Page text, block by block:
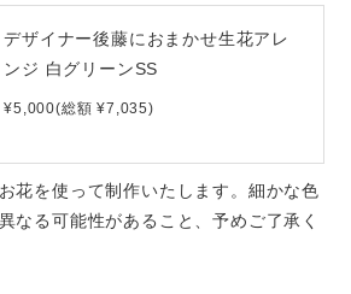
デザイナー後藤におまかせ生花アレ
ンジ 白グリーンSS
¥5,000(総額 ¥7,035)
花を使って制作いたします。細かな色
なる可能性があること、予めご了承く